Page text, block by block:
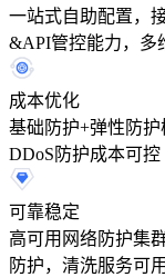
一站式自助配置，
&API管控能力，多
成本优化
基础防护+弹性防护
DDoS防护成本可控
可靠稳定
高可用网络防护集
防护，清洗服务可